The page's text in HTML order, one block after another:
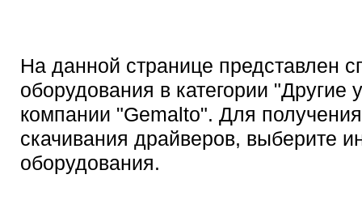
На данной странице представлен
оборудования в категории "Другие
компании "Gemalto". Для
скачивания драйверов, выберите
оборудования.